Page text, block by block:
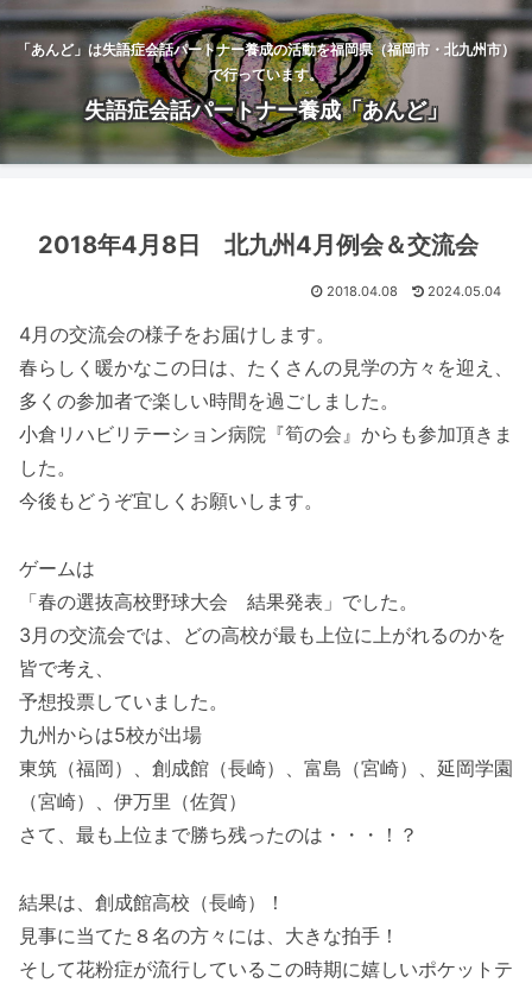
「あんど」は失語症会話パートナー養成の活動を福岡県（福岡市・北九州市）
で行っています。
失語症会話パートナー養成「あんど」
2018年4月8日 北九州4月例会＆交流会
2018.04.08 2024.05.04
4月の交流会の様子をお届けします。
春らしく暖かなこの日は、たくさんの見学の方々を迎え、
多くの参加者で楽しい時間を過ごしました。
小倉リハビリテーション病院『筍の会』からも参加頂きま
した。
今後もどうぞ宜しくお願いします。
ゲームは
「春の選抜高校野球大会 結果発表」でした。
3月の交流会では、どの高校が最も上位に上がれるのかを
皆で考え、
予想投票していました。
九州からは5校が出場
東筑（福岡）、創成館（長崎）、富島（宮崎）、延岡学園
（宮崎）、伊万里（佐賀）
さて、最も上位まで勝ち残ったのは・・・！？
結果は、創成館高校（長崎）！
見事に当てた８名の方々には、大きな拍手！
そして花粉症が流行しているこの時期に嬉しいポケットテ